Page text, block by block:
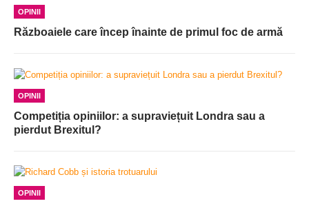
OPINII
Războaiele care încep înainte de primul foc de armă
OPINII
Competiția opiniilor: a supraviețuit Londra sau a
pierdut Brexitul?
OPINII